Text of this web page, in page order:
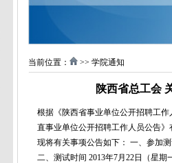
当前位置： >> 学院通知
陕西省总工会
根据《陕西省事业单位公开招聘工
直事业单位公开招聘工作人员公告
现将有关事项公告如下： 一、参加
二、测试时间 2013年7月22日（星